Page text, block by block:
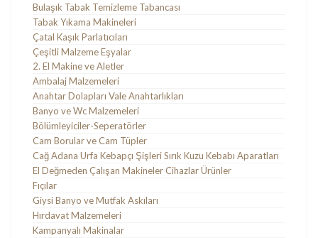
Bulaşık Tabak Temizleme Tabancası
Tabak Yıkama Makineleri
Çatal Kaşık Parlatıcıları
Çeşitli Malzeme Eşyalar
2. El Makine ve Aletler
Ambalaj Malzemeleri
Anahtar Dolapları Vale Anahtarlıkları
Banyo ve Wc Malzemeleri
Bölümleyiciler-Seperatörler
Cam Borular ve Cam Tüpler
Cağ Adana Urfa Kebapçı Şişleri Sırık Kuzu Kebabı Aparatları
El Değmeden Çalışan Makineler Cihazlar Ürünler
Fıçılar
Giysi Banyo ve Mutfak Askıları
Hırdavat Malzemeleri
Kampanyalı Makinalar